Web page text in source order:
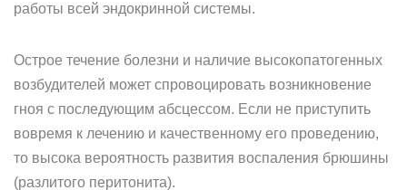
работы всей эндокринной системы.
Острое течение болезни и наличие высокопатогенных
возбудителей может спровоцировать возникновение
гноя с последующим абсцессом. Если не приступить
вовремя к лечению и качественному его проведению,
то высока вероятность развития воспаления брюшины
(разлитого перитонита).